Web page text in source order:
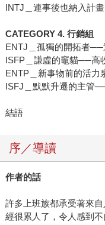
INTJ＿連事後也納入計
CATEGORY 4. 行銷組
ENTJ＿孤獨的開拓者──
ISFP＿謙虛的竈貓──高
ENTP＿新事物前的活
ISFJ＿默默升遷的主管
結語
序／導讀
作者的話
許多上班族都承受著來
經很累人了，令人感到不